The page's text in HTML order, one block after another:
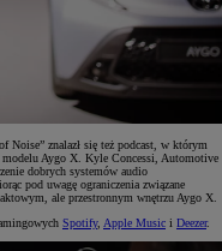
Noise” znalazł się też podcast, w którym
modelu Aygo X. Kyle Concessi, Automotive
dobrych systemów audio
pod uwagę ograniczenia związane
ale przestronnym wnętrzu Aygo X.
Spotify, Apple Music i Deezer.